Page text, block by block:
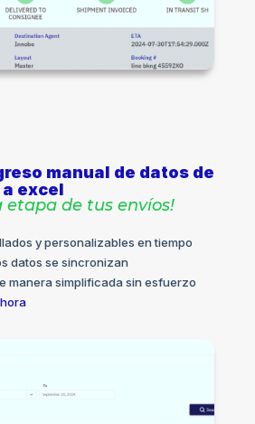
manual de datos de
excel
etapa de tus envíos!
y personalizables en tiempo
datos se sincronizan
manera simplificada sin esfuerzo